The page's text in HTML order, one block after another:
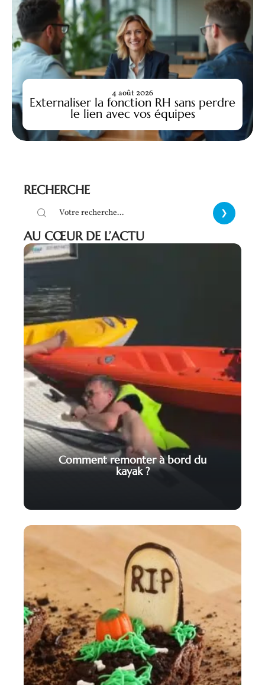
Externaliser la fonction RH sans perdre
le lien avec vos équipes
4 août 2026
RECHERCHE
AU CŒUR DE L’ACTU
Comment remonter à bord du
kayak ?